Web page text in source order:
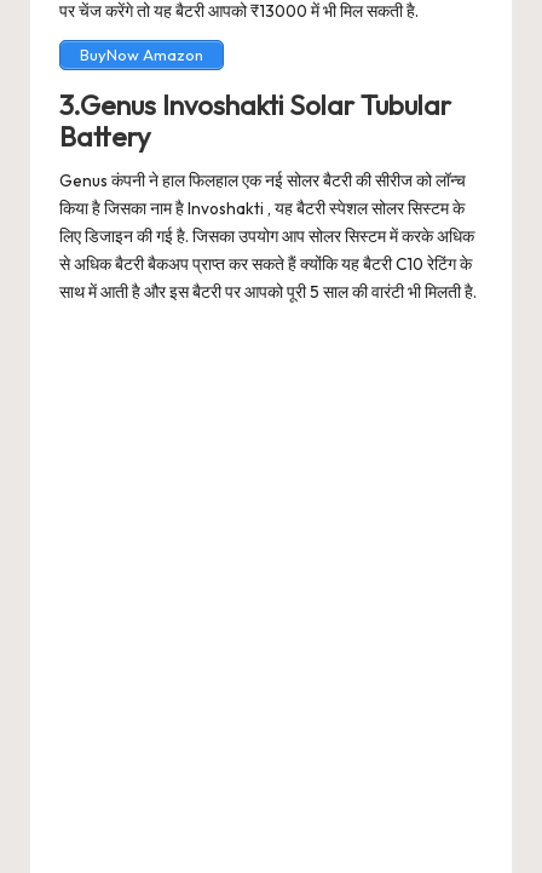
पर चेंज करेंगे तो यह बैटरी आपको ₹13000 में भी मिल सकती है.
BuyNow Amazon
3.Genus Invoshakti Solar Tubular
Battery
Genus कंपनी ने हाल फिलहाल एक नई सोलर बैटरी की सीरीज को लॉन्च
किया है जिसका नाम है Invoshakti , यह बैटरी स्पेशल सोलर सिस्टम के
लिए डिजाइन की गई है. जिसका उपयोग आप सोलर सिस्टम में करके अधिक
से अधिक बैटरी बैकअप प्राप्त कर सकते हैं क्योंकि यह बैटरी C10 रेटिंग के
साथ में आती है और इस बैटरी पर आपको पूरी 5 साल की वारंटी भी मिलती है.